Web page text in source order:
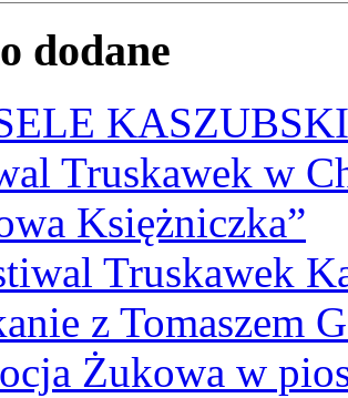
dodane
Truskawek w
Księżniczka”
Truskawek
z Tomaszem
Żukowa w